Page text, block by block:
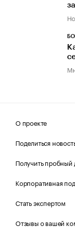
О проекте
Поделиться
Получить пробный
Корпоративная
Стать экспертом
Отзывы о вашей